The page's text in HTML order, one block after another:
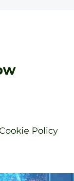
Cookie Policy